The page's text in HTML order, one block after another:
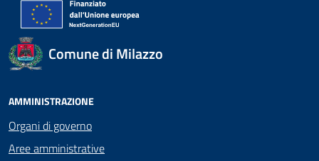
Comune di Milazzo
AMMINISTRAZIONE
Organi di governo
Aree amministrative